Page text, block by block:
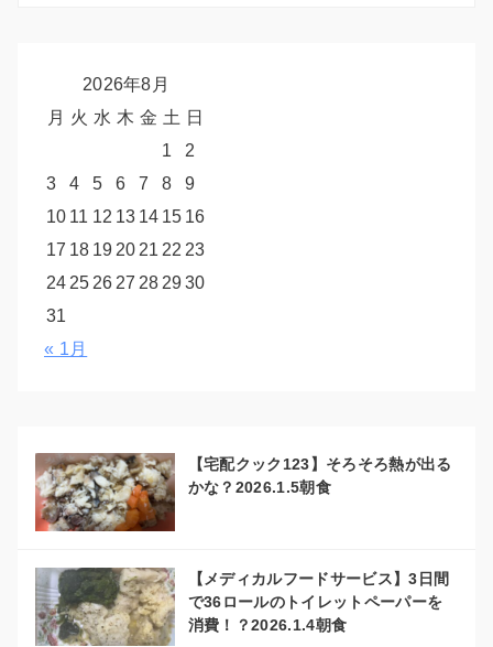
2026年8月
月 火 水 木 金 土 日
1
2
3
4 5 6 7 8
9
10 11 12 13 14 15 16
17 18 19 20 21 22 23
24 25 26 27 28 2930
31
« 1月
【宅配クック123】そろそろ熱が出る
かな？2026.1.5朝食
【メディカルフードサービス】3日間
で36ロールのトイレットペーパーを
消費！？2026.1.4朝食